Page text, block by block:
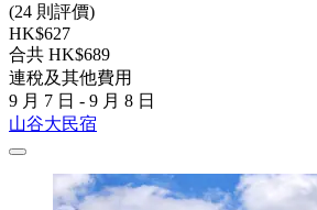
(24 則評價)
HK$627
合共 HK$689
連稅及其他費用
9 月 7 日 - 9 月 8 日
山谷大民宿